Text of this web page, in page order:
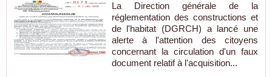
La Direction générale de la
réglementation des constructions et
de l'habitat (DGRCH) a lancé une
alerte à l'attention des citoyens
concernant la circulation d'un faux
document relatif à l'acquisition...